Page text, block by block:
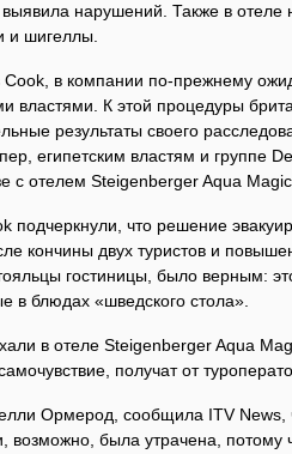
нарушений. Также в
и шигеллы.
в компании по-прежнему
властями. К этой процедуры
результаты своего
египетским властям и группе
с отелем Steigenberger Aqua
подчеркнули, что решение
кончины двух туристов и
гостиницы, было верным:
в блюдах «шведского стола».
в отеле Steigenberger Aqua
получат от
Ормерод, сообщила ITV News,
возможно, была утрачена,